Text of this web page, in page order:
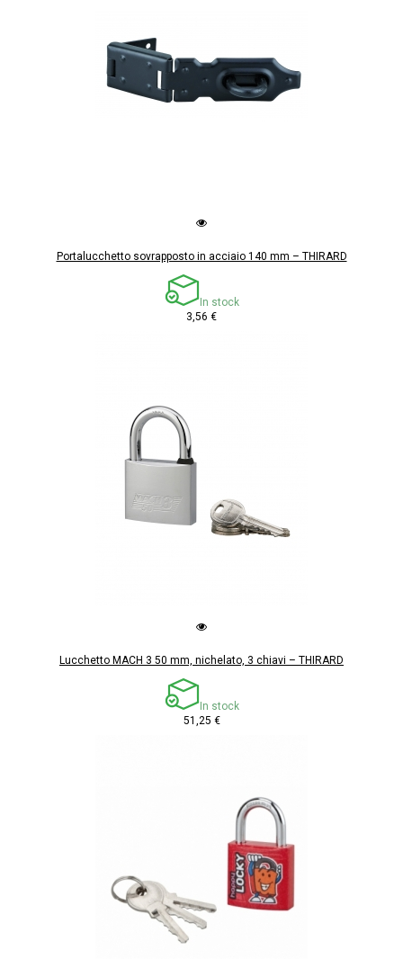
Portalucchetto sovrapposto in acciaio 140 mm – THIRARD
In stock
3,56 €
Lucchetto MACH 3 50 mm, nichelato, 3 chiavi – THIRARD
In stock
51,25 €